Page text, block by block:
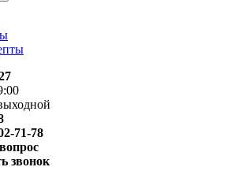
71-78
звонок